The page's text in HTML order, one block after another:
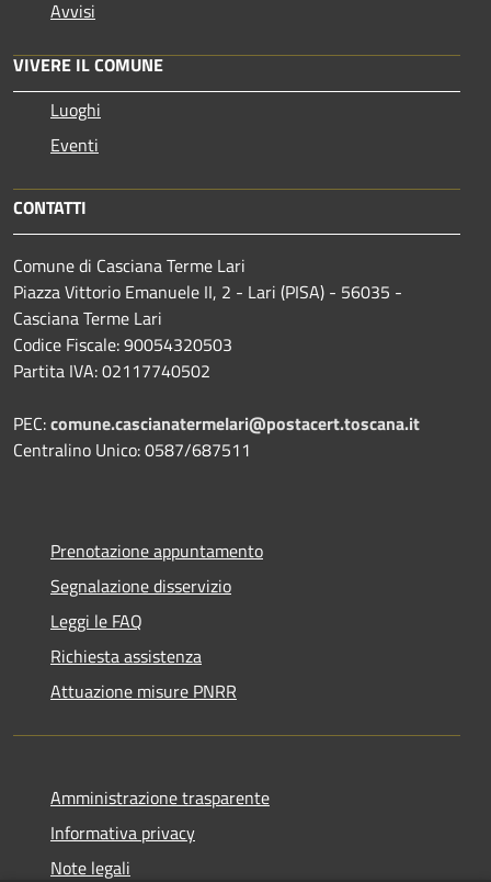
Avvisi
VIVERE IL COMUNE
Luoghi
Eventi
CONTATTI
Comune di Casciana Terme Lari
Piazza Vittorio Emanuele II, 2 - Lari (PISA) - 56035 -
Casciana Terme Lari
Codice Fiscale: 90054320503
Partita IVA: 02117740502
PEC:comune.cascianatermelari@postacert.toscana.it
Centralino Unico: 0587/687511
Prenotazione appuntamento
Segnalazione disservizio
Leggi le FAQ
Richiesta assistenza
Attuazione misure PNRR
Amministrazione trasparente
Informativa privacy
Note legali